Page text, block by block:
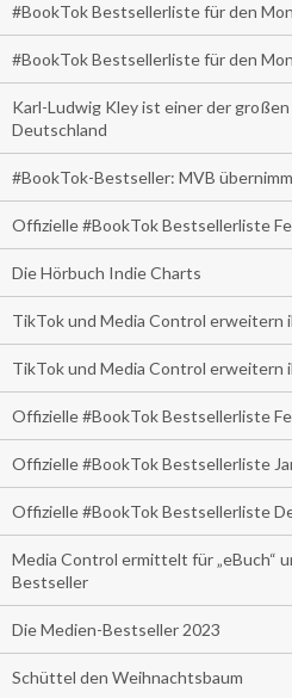
#BookTok Bestsellerliste für den
#BookTok Bestsellerliste für den
Karl-Ludwig Kley ist einer der
Deutschland
#BookTok-Bestseller: MVB
Offizielle #BookTok Bestsellerliste
Die Hörbuch Indie Charts
TikTok und Media Control erweitern
TikTok und Media Control erweitern
Offizielle #BookTok Bestsellerliste
Offizielle #BookTok Bestsellerliste
Offizielle #BookTok Bestsellerliste
Media Control ermittelt für „eBuch“
Bestseller
Die Medien-Bestseller 2023
Schüttel den Weihnachtsbaum